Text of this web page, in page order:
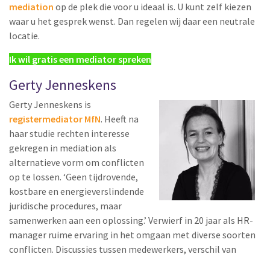
mediation op de plek die voor u ideaal is. U kunt zelf kiezen
waar u het gesprek wenst. Dan regelen wij daar een neutrale
locatie.
Ik wil gratis een mediator spreken
Gerty Jenneskens
Gerty Jenneskens is
registermediator MfN. Heeft na
haar studie rechten interesse
gekregen in mediation als
alternatieve vorm om conflicten
op te lossen. ‘Geen tijdrovende,
kostbare en energieverslindende
juridische procedures, maar
samenwerken aan een oplossing.’ Verwierf in 20 jaar als HR-
manager ruime ervaring in het omgaan met diverse soorten
conflicten. Discussies tussen medewerkers, verschil van